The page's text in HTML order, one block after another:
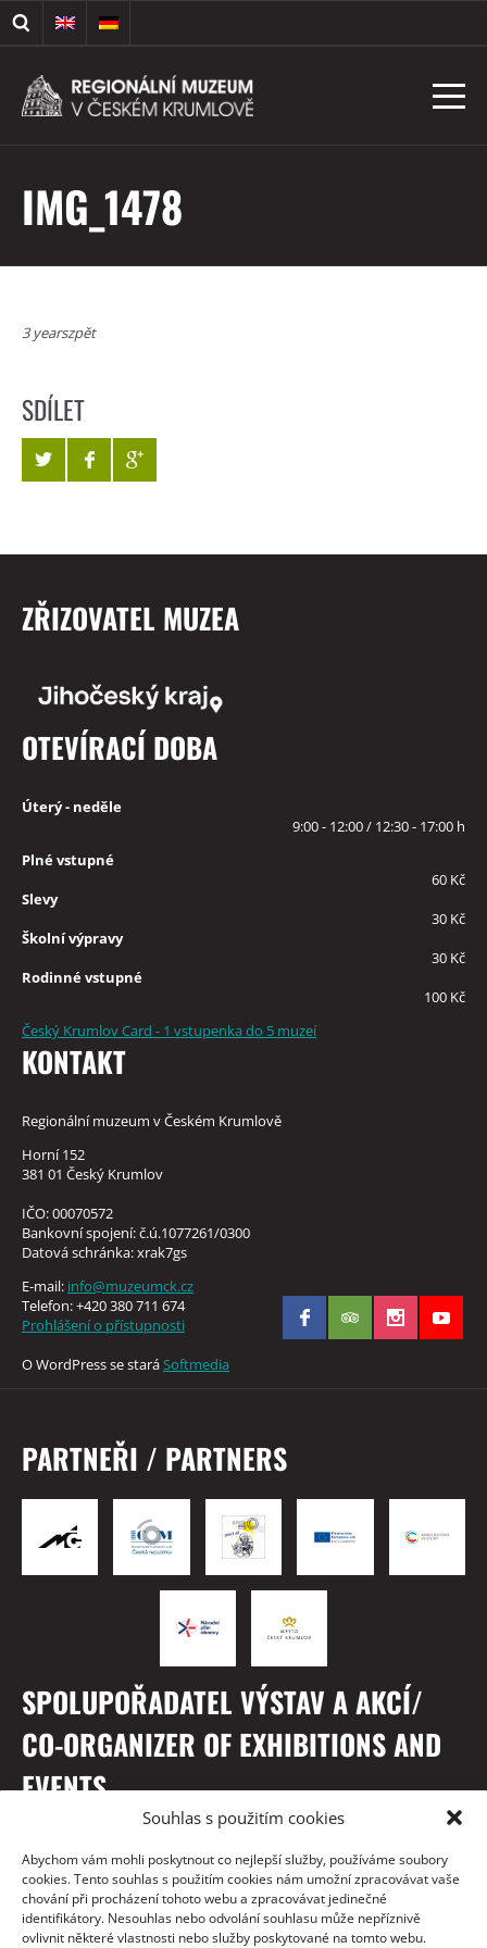
Souhlas s použitím cookies
Abychom vám mohli poskytnout co nejlepší služby, používáme soubory
cookies. Tento souhlas s použitím cookies nám umožní zpracovávat vaše
chování při procházení tohoto webu a zpracovávat jedinečné
identifikátory. Nesouhlas nebo odvolání souhlasu může nepříznivě
ovlivnit některé vlastnosti nebo služby poskytované na tomto webu.
IMG_1478
3 yearszpět
SDÍLET
ZŘIZOVATEL MUZEA
OTEVÍRACÍ DOBA
Úterý - neděle
9:00 - 12:00 / 12:30 - 17:00 h
Plné vstupné
60 Kč
Slevy
30 Kč
Školní výpravy
30 Kč
Rodinné vstupné
100 Kč
Český Krumlov Card - 1 vstupenka do 5 muzeí
KONTAKT
Regionální muzeum v Českém Krumlově
Horní 152
381 01 Český Krumlov
IČO: 00070572
Bankovní spojení: č.ú.1077261/0300
Datová schránka: xrak7gs
E-mail: info@muzeumck.cz
Telefon: +420 380 711 674
Prohlášení o přístupnosti
O WordPress se staráSoftmedia
PARTNEŘI / PARTNERS
SPOLUPOŘADATEL VÝSTAV A AKCÍ/
CO-ORGANIZER OF EXHIBITIONS AND
EVENTS